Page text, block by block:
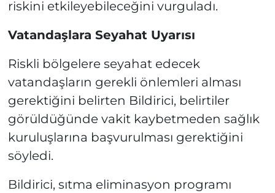
riskini etkileyebileceğini vurguladı.
Vatandaşlara Seyahat Uyarısı
Riskli bölgelere seyahat edecek
vatandaşların gerekli önlemleri alması
gerektiğini belirten Bildirici, belirtiler
görüldüğünde vakit kaybetmeden sağlık
kuruluşlarına başvurulması gerektiğini
söyledi.
Bildirici, sıtma eliminasyon programı